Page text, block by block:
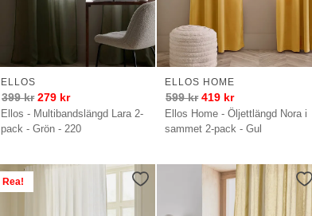
Ellos - Multibandslängd Lara 2-
pack - Grön - 220
ELLOS
399kr 279 kr
Ellos Home - Öljettlängd Nora i
sammet 2-pack - Gul
ELLOS HOME
599kr 419 kr
Rea!